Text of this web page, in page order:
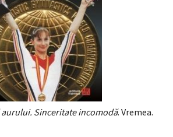
Sinceritate incomodă. Vremea.